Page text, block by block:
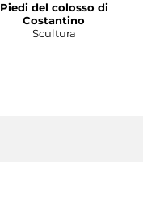
Piedi del colosso di
Costantino
Scultura